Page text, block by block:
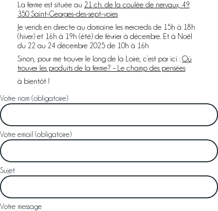
La ferme est située au 21 ch. de la coulée de nervaux, 49
350 Saint-Georges-des-sept-voies
Je vends en directe au domaine les mercredis de 15h à 18h
(hiver) et 16h à 19h (été) de février à décembre. Et à Noël
du 22 au 24 décembre 2025 de 10h à 16h
Sinon, pour me trouver le long de la Loire, c’est par ici : Où
trouver les produits de la ferme? – Le champ des pensées
à bientôt !
Votre nom (obligatoire)
Votre email (obligatoire)
Sujet
Votre message
Contact
Mon Panier